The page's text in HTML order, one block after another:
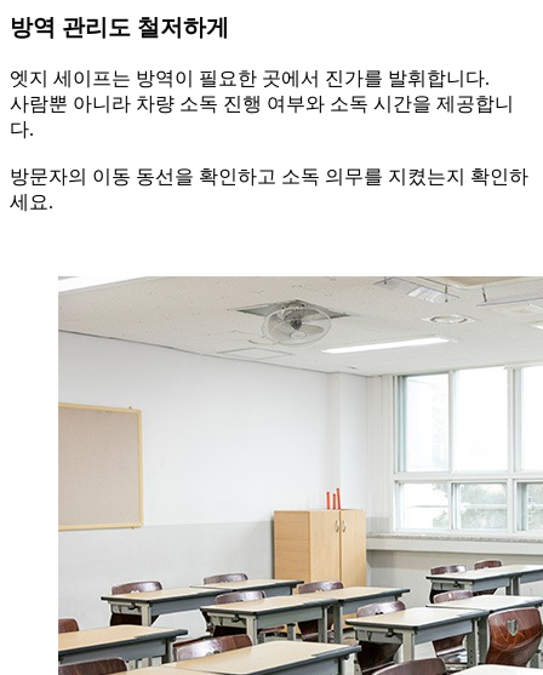
방역 관리도 철저하게
엣지 세이프는 방역이 필요한 곳에서 진가를 발휘합니다.
사람뿐 아니라 차량 소독 진행 여부와 소독 시간을 제공합니
다.
방문자의 이동 동선을 확인하고 소독 의무를 지켰는지 확인하
세요.